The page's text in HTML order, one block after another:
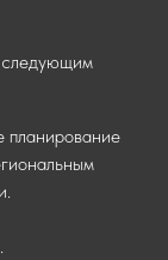
следующим
планирование